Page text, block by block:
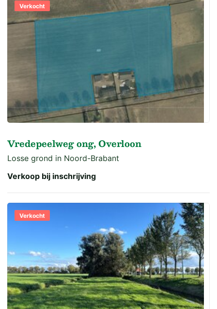
Verkocht
Vredepeelweg ong, Overloon
Losse grond in Noord-Brabant
Verkoop bij inschrijving
Verkocht